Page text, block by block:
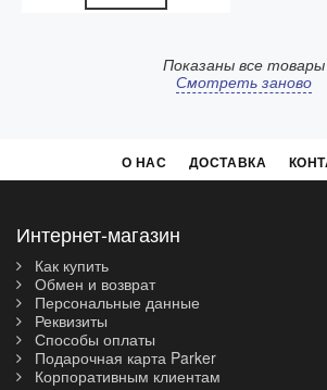
Показаны все товары
Смотреть заново
О НАС ДОСТАВКА
Интернет-магазин
Как купить
Обмен и возврат
Персональные данные
Реквизиты
Способы оплаты
Подарочная карта Parker
Корпоративным клиентам